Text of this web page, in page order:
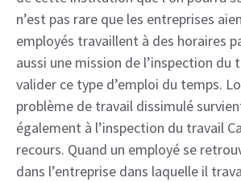
n’est pas rare que les entreprises
employés travaillent à des horaires
aussi une mission de l’inspection du
valider ce type d’emploi du temps.
problème de travail dissimulé
également à l’inspection du travail
recours. Quand un employé se
dans l’entreprise dans laquelle il